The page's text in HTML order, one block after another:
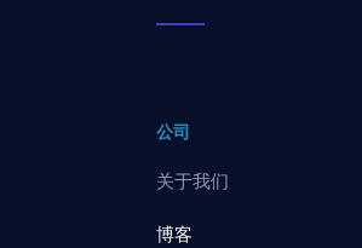
公司
关于我们
博客